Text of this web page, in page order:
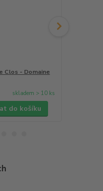
Clos - Domaine
skladem > 10 ks
do košíku